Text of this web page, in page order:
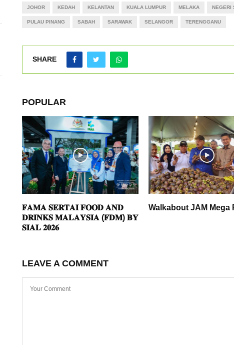
JOHOR KEDAH KELANTAN KUALA LUMPUR MELAKA NEGERI
PULAU PINANG SABAH SARAWAK SELANGOR TERENGGANU
SHARE
POPULAR
𝐅𝐀𝐌𝐀 𝐒𝐄𝐑𝐓𝐀𝐈 𝐅𝐎𝐎𝐃 𝐀𝐍𝐃
𝐃𝐑𝐈𝐍𝐊𝐒 𝐌𝐀𝐋𝐀𝐘𝐒𝐈𝐀 (𝐅𝐃𝐌) 𝐁𝐘
𝐒𝐈𝐀𝐋 𝟐𝟎𝟐𝟔
Walkabout JAM Mega
LEAVE A COMMENT